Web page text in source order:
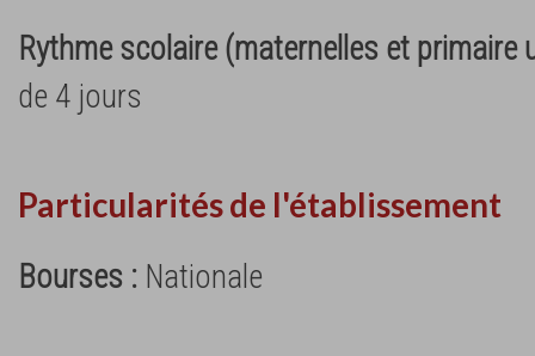
Rythme scolaire (maternelles et primaire
de 4 jours
Particularités de l'établissement
Bourses : Nationale